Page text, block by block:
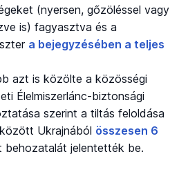
(nyersen, gőzöléssel vagy
is) fagyasztva és a
a bejegyzésében a teljes
azt is közölte a közösségi
Élelmiszerlánc-biztonsági
szerint a tiltás feloldása
Ukrajnából összesen 6
behozatalát jelentették be.